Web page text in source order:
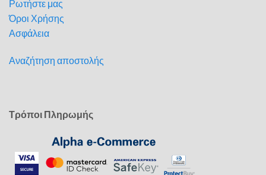
Ρωτήστε μας
Όροι Χρήσης
Ασφάλεια
Αναζήτηση αποστολής
Τρόποι Πληρωμής